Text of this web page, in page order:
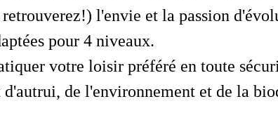
l'envie et la passion
pour 4 niveaux.
votre loisir préféré en toute
de l'environnement et de la